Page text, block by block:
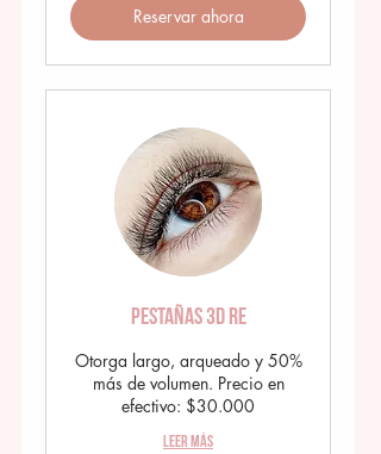
Reservar ahora
Pestañas 3D RE
Otorga largo, arqueado y 50%
más de volumen. Precio en
efectivo: $30.000
Leer más